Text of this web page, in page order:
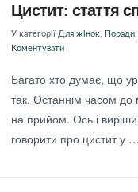
Цистит: стаття
У категорії Для жінок Поради
Коментувати
Багато хто думає, що
так. Останнім часом до
на прийом. Ось і
говорити про цистит у …